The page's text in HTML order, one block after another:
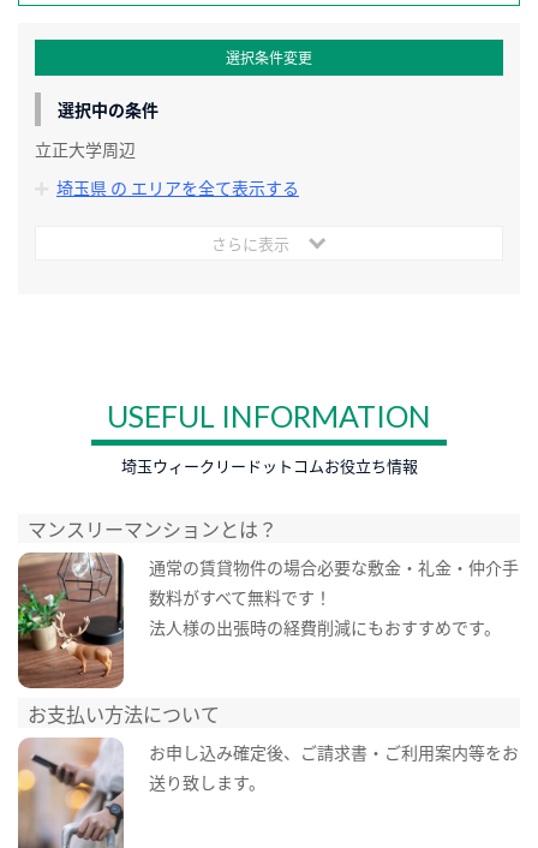
選択条件変更
選択中の条件
立正大学周辺
埼玉県 の エリアを全て表示する
さらに表示
USEFUL INFORMATION
埼玉ウィークリードットコムお役立ち情報
マンスリーマンションとは？
通常の賃貸物件の場合必要な敷金・礼金・仲介手
数料がすべて無料です！
法人様の出張時の経費削減にもおすすめです。
お支払い方法について
お申し込み確定後、ご請求書・ご利用案内等をお
送り致します。